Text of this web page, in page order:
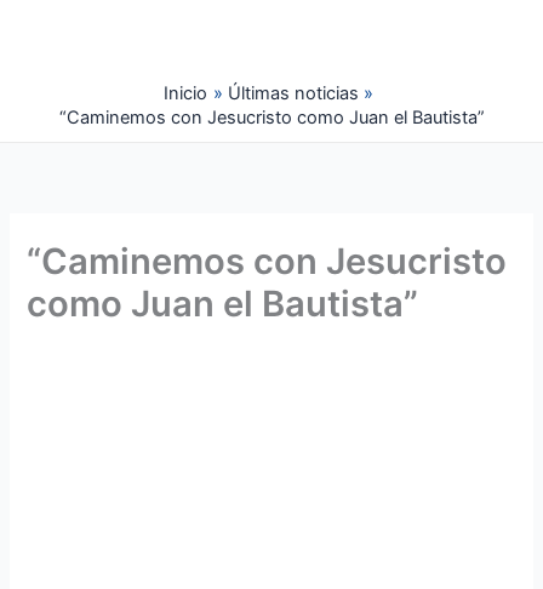
Inicio
Últimas noticias
“Caminemos con Jesucristo como Juan el Bautista”
“Caminemos con Jesucristo
como Juan el Bautista”